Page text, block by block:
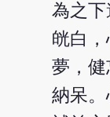
為之
㿠白
夢，健
納呆